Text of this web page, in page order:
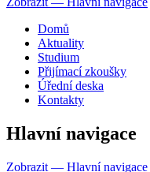
Domů
Aktuality
Studium
Přijímací zkoušky
Úřední deska
Kontakty
Hlavní navigace
Zobrazit — Hlavní navigace